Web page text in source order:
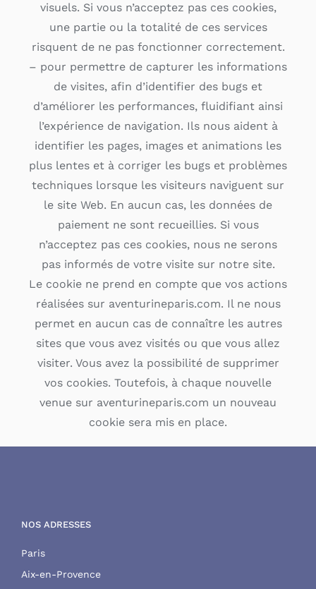
visuels. Si vous n’acceptez pas ces cookies,
une partie ou la totalité de ces services
risquent de ne pas fonctionner correctement.
– pour permettre de capturer les informations
de visites, afin d’identifier des bugs et
d’améliorer les performances, fluidifiant ainsi
l’expérience de navigation. Ils nous aident à
identifier les pages, images et animations les
plus lentes et à corriger les bugs et problèmes
techniques lorsque les visiteurs naviguent sur
le site Web. En aucun cas, les données de
paiement ne sont recueillies. Si vous
n’acceptez pas ces cookies, nous ne serons
pas informés de votre visite sur notre site.
Le cookie ne prend en compte que vos actions
réalisées sur aventurineparis.com. Il ne nous
permet en aucun cas de connaître les autres
sites que vous avez visités ou que vous allez
visiter. Vous avez la possibilité de supprimer
vos cookies. Toutefois, à chaque nouvelle
venue sur aventurineparis.com un nouveau
cookie sera mis en place.
NOS ADRESSES
Paris
Aix-en-Provence